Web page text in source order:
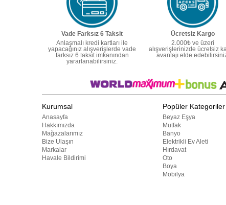
Vade Farksız 6 Taksit
Anlaşmalı kredi kartları ile
yapacağınız alışverişlerde vade
farksız 6 taksit imkanından
yararlanabilirsiniz.
Ücretsiz Kargo
2.000₺ ve üzeri
alışverişlerinizde ücretsiz
avantajı elde
Kurumsal
Anasayfa
Hakkımızda
Mağazalarımız
Bize Ulaşın
Markalar
Havale Bildirimi
Popüler Kategoriler
Beyaz Eşya
Mutfak
Banyo
Elektrikli Ev Aleti
Hırdavat
Oto
Boya
Mobilya